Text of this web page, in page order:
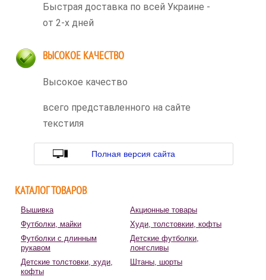
Быстрая доставка по всей Украине -
от 2-х дней
ВЫСОКОЕ КАЧЕСТВО
Высокое качество
всего представленного на сайте
текстиля
Полная версия сайта
КАТАЛОГ ТОВАРОВ
Вышивка
Акционные товары
Футболки, майки
Худи, толстовкии, кофты
Футболки с длинным
рукавом
Детские футболки,
лонгсливы
Детские толстовки, худи,
кофты
Штаны, шорты